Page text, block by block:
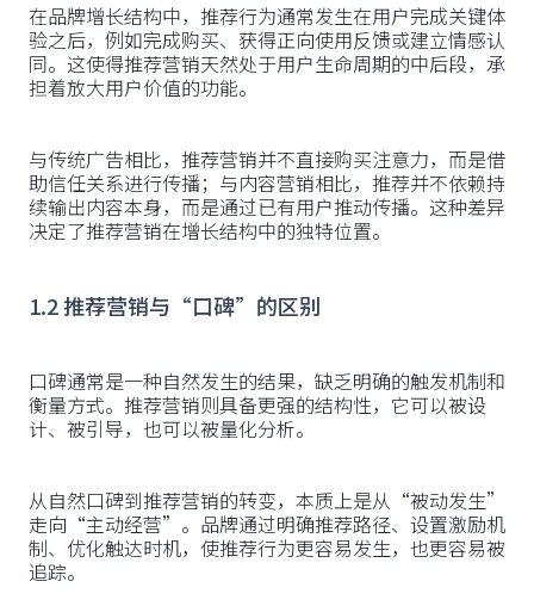
在品牌增长结构中，推荐行为通常发生在用户完成关键体
验之后，例如完成购买、获得正向使用反馈或建立情感认
同。这使得推荐营销天然处于用户生命周期的中后段，承
担着放大用户价值的功能。
与传统广告相比，推荐营销并不直接购买注意力，而是借
助信任关系进行传播；与内容营销相比，推荐并不依赖持
续输出内容本身，而是通过已有用户推动传播。这种差异
决定了推荐营销在增长结构中的独特位置。
1.2 推荐营销与“口碑”的区别
口碑通常是一种自然发生的结果，缺乏明确的触发机制和
衡量方式。推荐营销则具备更强的结构性，它可以被设
计、被引导，也可以被量化分析。
从自然口碑到推荐营销的转变，本质上是从“被动发生”
走向“主动经营”。品牌通过明确推荐路径、设置激励机
制、优化触达时机，使推荐行为更容易发生，也更容易被
追踪。